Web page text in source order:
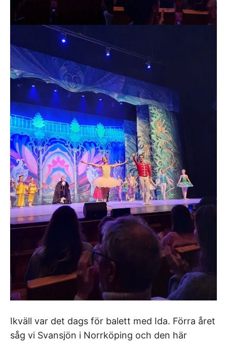
Ikväll var det dags för balett med Ida. Förra året
såg vi Svansjön i Norrköping och den här